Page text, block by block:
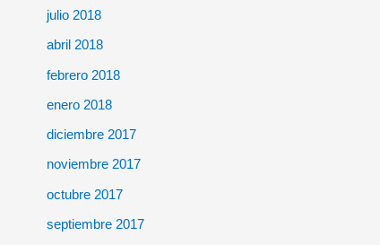
julio 2018
abril 2018
febrero 2018
enero 2018
diciembre 2017
noviembre 2017
octubre 2017
septiembre 2017